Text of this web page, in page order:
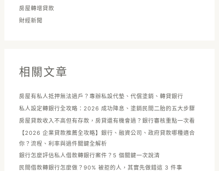
房屋轉增貸款
財經新聞
相關文章
房屋有私人抵押無法過戶？專辦私設代墊、代償塗銷、轉貸銀行
私人設定轉銀行全攻略：2026 成功降息、塗銷民間二胎的五大步驟
房屋貸款收入不高但有存款，房貸還有機會過？銀行審核重點一次看
【2026 企業貸款推薦全攻略】銀行、融資公司、政府貸款哪種適合
你？流程、利率與過件關鍵全解析
銀行怎麼評估私人借款轉銀行案件？5 個關鍵一次說清
民間借款轉銀行怎麼做？90% 被拒的人，其實先做錯這 3 件事